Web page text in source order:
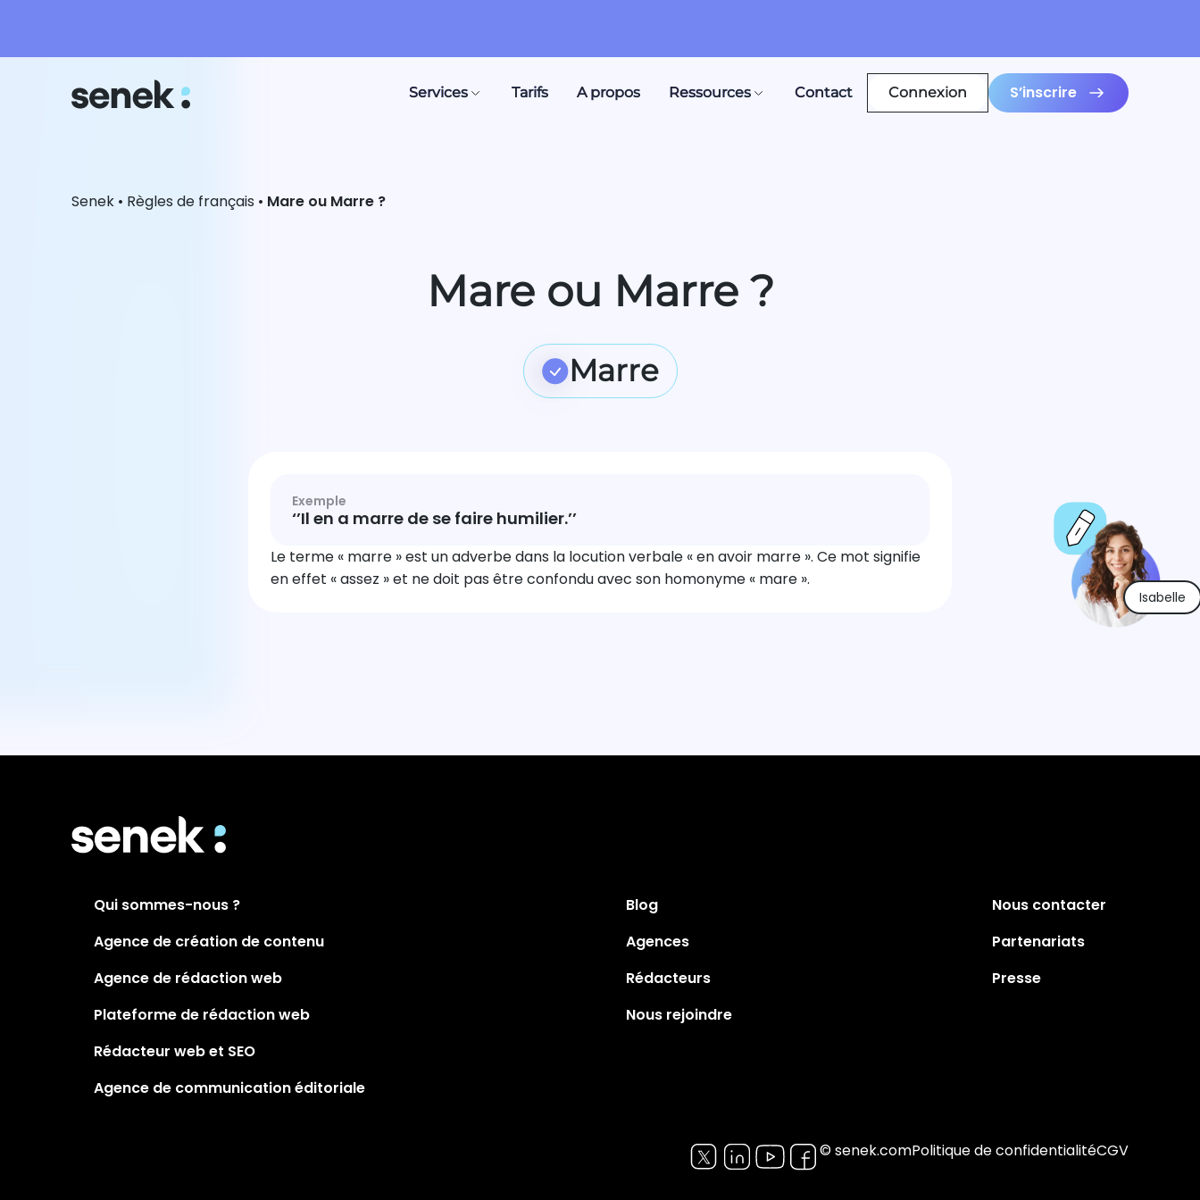
Services Tarifs A propos Ressources Contact Connexion S’inscrire
Senek • Règles de français • Mare ou Marre ?
Mare ou Marre ?
Marre
Exemple
‘’Il en a marre de se faire humilier.’’
Le terme « marre » est un adverbe dans la locution verbale « en avoir marre ». Ce mot signifie
en effet « assez » et ne doit pas être confondu avec son homonyme « mare ».
Isabelle
Qui sommes-nous ?
Agence de création de contenu
Agence de rédaction web
Plateforme de rédaction web
Rédacteur web et SEO
Agence de communication éditoriale
Blog
Agences
Rédacteurs
Nous rejoindre
Nous contacter
Partenariats
Presse
© senek.comPolitique de confidentialitéCGV